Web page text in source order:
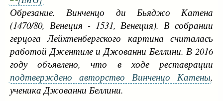
Обрезание. Винченцо ди Бьяджо Катена
(1470/80, Венеция - 1531, Венеция). В собрании
герцога Лейхтенбергского картина считалась
работой Джентиле и Джованни Беллини. В 2016
году объявлено, что в ходе реставрации
подтверждено авторство Винченцо Катены,
ученика Джованни Беллини.